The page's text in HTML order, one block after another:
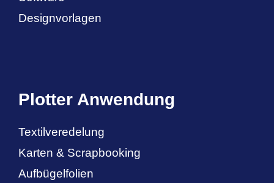
Designvorlagen
Plotter Anwendung
Textilveredelung
Karten & Scrapbooking
Aufbügelfolien